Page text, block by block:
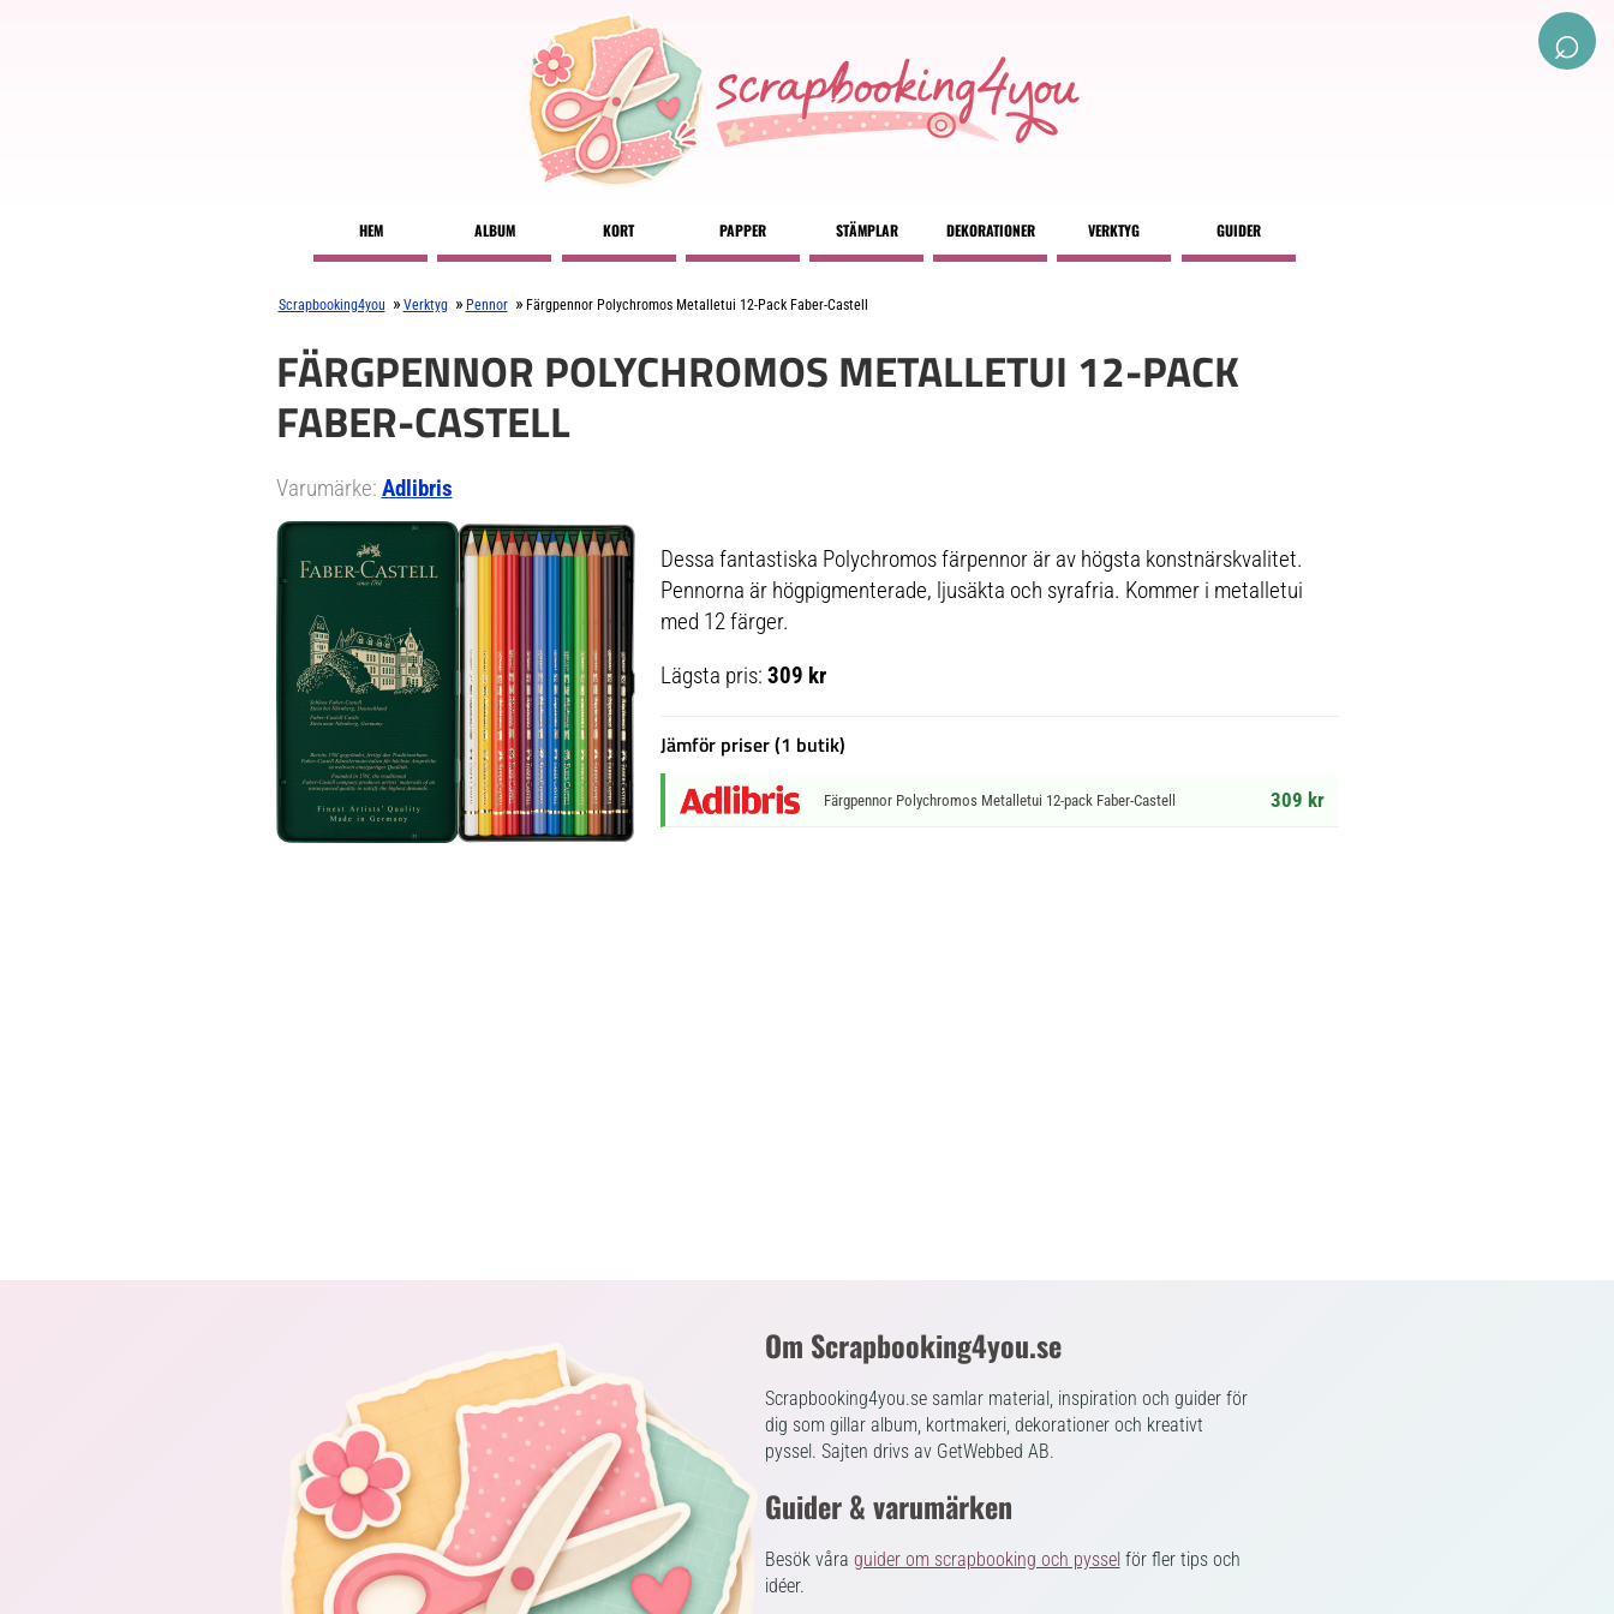
⌕
HEM ALBUM KORT PAPPER STÄMPLAR DEKORATIONER VERKTYG GUIDER
Scrapbooking4you » Verktyg » Pennor » Färgpennor Polychromos Metalletui 12-Pack Faber-Castell
FÄRGPENNOR POLYCHROMOS METALLETUI 12-PACK
FABER-CASTELL
Varumärke: Adlibris
Dessa fantastiska Polychromos färpennor är av högsta konstnärskvalitet.
Pennorna är högpigmenterade, ljusäkta och syrafria. Kommer i metalletui
med 12 färger.
Lägsta pris: 309 kr
Jämför priser (1 butik)
Färgpennor Polychromos Metalletui 12-pack Faber-Castell 309 kr
Om Scrapbooking4you.se
Scrapbooking4you.se samlar material, inspiration och guider för
dig som gillar album, kortmakeri, dekorationer och kreativt
pyssel. Sajten drivs av GetWebbed AB.
Guider & varumärken
Besök våra guider om scrapbooking och pyssel för fler tips och
idéer.